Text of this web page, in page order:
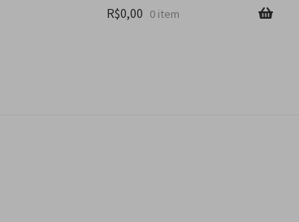
R$0,00 0 item